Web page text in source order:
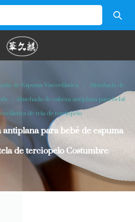
de Espuma Viscoelástica / Almohada de
/Almohada de cabeza antiplana para bebé
de tela de terciopelo
para bebé de espuma
de terciopelo Costumbre